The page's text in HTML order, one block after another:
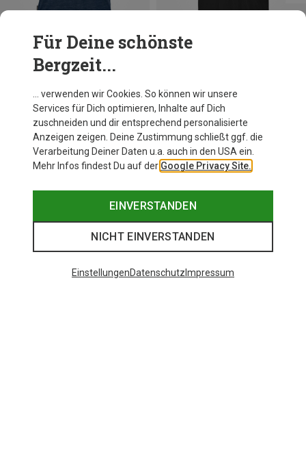
Du sparst 24%
Für Deine schönste
Bergzeit...
… verwenden wir Cookies. So können wir unsere
Services für Dich optimieren, Inhalte auf Dich
zuschneiden und dir entsprechend personalisierte
Anzeigen zeigen. Deine Zustimmung schließt ggf. die
Verarbeitung Deiner Daten u.a. auch in den USA ein.
Mehr Infos findest Du auf der Google Privacy Site.
EINVERSTANDEN
NICHT EINVERSTANDEN
EinstellungenDatenschutz Impressum